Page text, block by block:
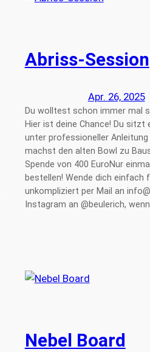
Abriss-Session
Apr. 26, 2025
Du wolltest schon immer mal
Hier ist deine Chance! Du sitzt
unter professioneller
machst den alten Bowl zu
Spende von 400 EuroNur
bestellen! Wende dich einfach
unkompliziert per Mail an
Instagram an @beulerich,
Nebel Board